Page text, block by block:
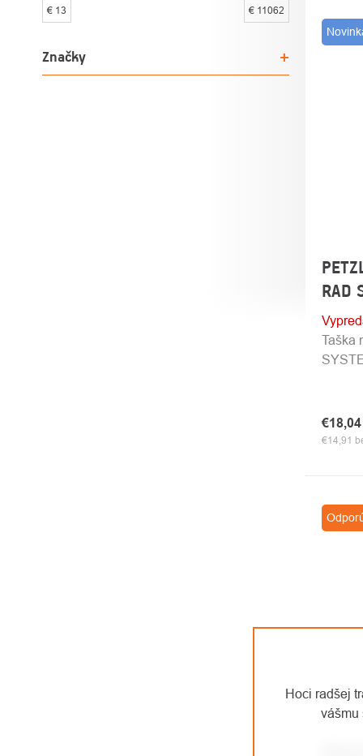
Hoci radšej
vášmu
€ 13 € 11062
Značky
RAD
€14,91
€18,04
Taška